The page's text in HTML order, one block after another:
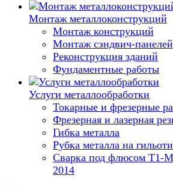
Монтаж металлоконструкций
Монтаж конструкций
Монтаж сэндвич-панелей
Реконструкция зданий
Фундаментные работы
Услуги металлообработки
Токарные и фрезерные
Фрезерная и лазерная
Гибка металла
Рубка металла на
Сварка под флюсом
2014